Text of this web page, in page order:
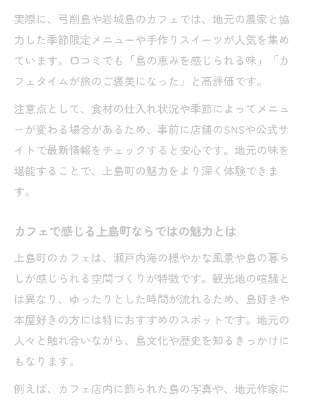
実際に、弓削島や岩城島のカフェでは、地元の農家と協
力した季節限定メニューや手作りスイーツが人気を集め
ています。口コミでも「島の恵みを感じられる味」「カ
フェタイムが旅のご褒美になった」と高評価です。
注意点として、食材の仕入れ状況や季節によってメニュ
ーが変わる場合があるため、事前に店舗のSNSや公式サ
イトで最新情報をチェックすると安心です。地元の味を
堪能することで、上島町の魅力をより深く体験できま
す。
カフェで感じる上島町ならではの魅力とは
上島町のカフェは、瀬戸内海の穏やかな風景や島の暮ら
しが感じられる空間づくりが特徴です。観光地の喧騒と
は異なり、ゆったりとした時間が流れるため、島好きや
本屋好きの方には特におすすめのスポットです。地元の
人々と触れ合いながら、島文化や歴史を知るきっかけに
もなります。
例えば、カフェ店内に飾られた島の写真や、地元作家に